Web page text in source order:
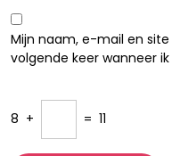
Mijn naam, e-mail en
volgende keer wanneer
8 + = 11